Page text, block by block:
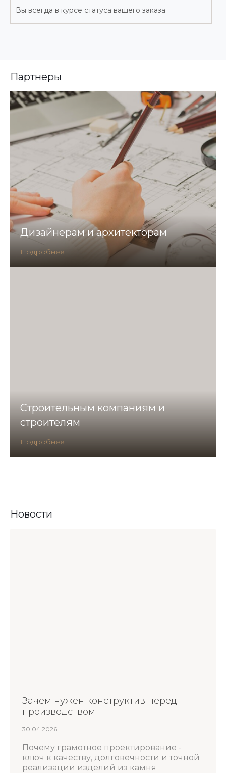
Вы всегда в курсе статуса вашего заказа
Партнеры
Дизайнерам и архитекторам
Подробнее
Строительным компаниям и
строителям
Подробнее
Новости
Зачем нужен конструктив перед
производством
30.04.2026
Почему грамотное проектирование -
ключ к качеству, долговечности и точной
реализации изделий из камня